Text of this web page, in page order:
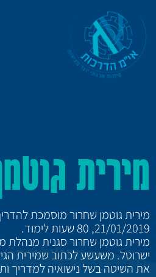
מירית
מירית גוטמן שחרור מוסמכת
21/01/2019, 80 שעות לימוד.
מירית גוטמן שחרור סגנית
ישרוטל. משעשע לכתוב שמירית
את השיטה בשל נישואיה למדריך